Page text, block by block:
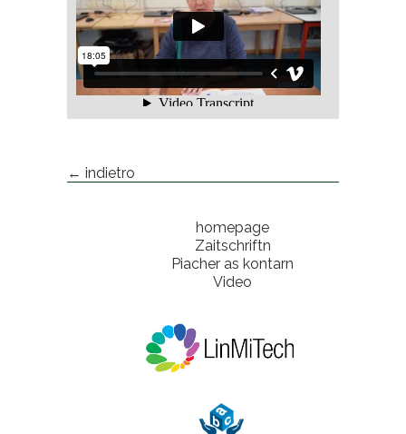
← indietro
homepage
Zaitschriftn
Piacher as kontarn
Video